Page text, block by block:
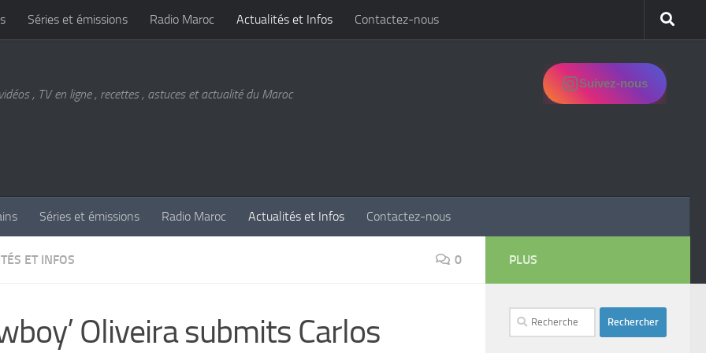
Séries et émissions Radio Maroc Actualités et Infos Contactez-nous
, TV en ligne , recettes , astuces et actualité du Maroc
Suivez-nous
Séries et émissions Radio Maroc Actualités et Infos Contactez-nous
ET INFOS 0
Oliveira submits Carlos
PLUS
Rechercher :